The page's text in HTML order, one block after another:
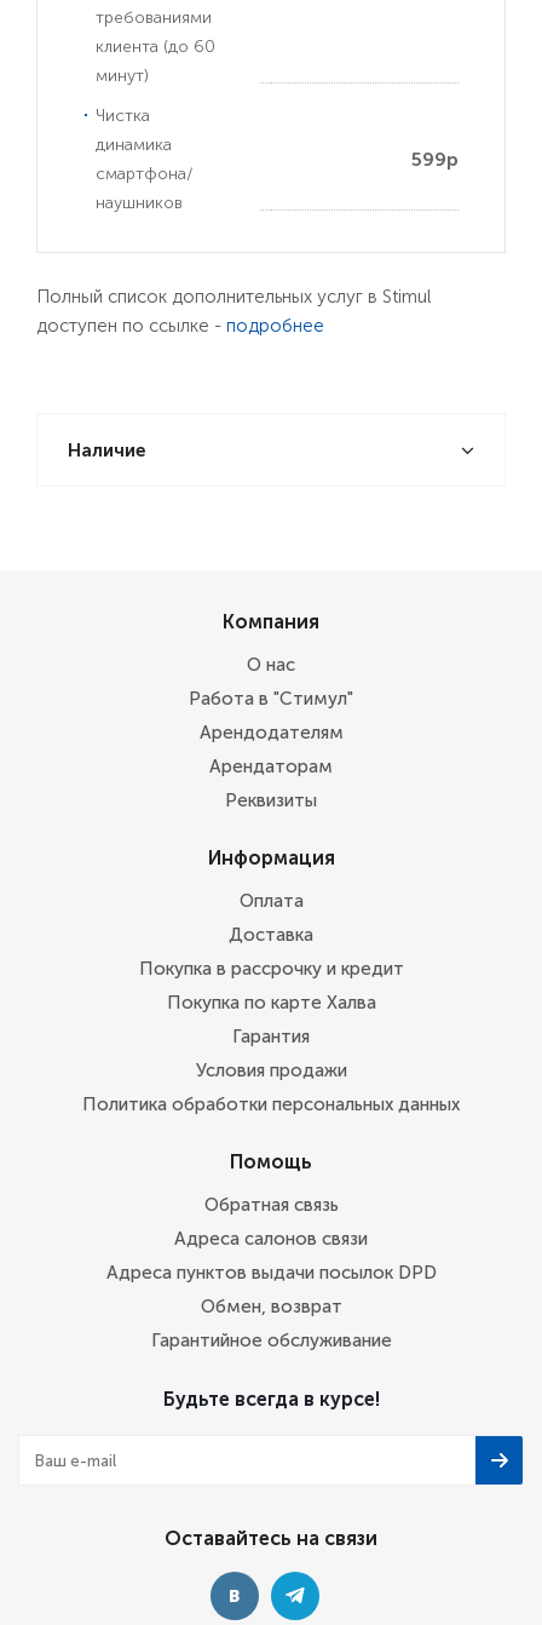
требованиями
клиента (до 60
минут)
Чистка
динамика
смартфона/
наушников
599р
Полный список дополнительных услуг в Stimul
доступен по ссылке - подробнее
Наличие
Компания
О нас
Работа в "Стимул"
Арендодателям
Арендаторам
Реквизиты
Информация
Оплата
Доставка
Покупка в рассрочку и кредит
Покупка по карте Халва
Гарантия
Условия продажи
Политика обработки персональных данных
Помощь
Обратная связь
Адреса салонов связи
Адреса пунктов выдачи посылок DPD
Обмен, возврат
Гарантийное обслуживание
Будьте всегда в курсе!
Оставайтесь на связи